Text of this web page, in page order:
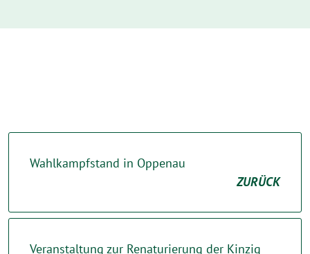
Wahlkampfstand in Oppenau
ZURÜCK
Veranstaltung zur Renaturierung der Kinzig